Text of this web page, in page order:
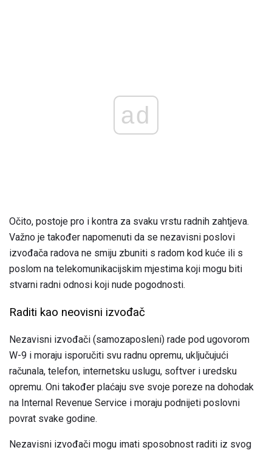
ad
Očito, postoje pro i kontra za svaku vrstu radnih zahtjeva.
Važno je također napomenuti da se nezavisni poslovi
izvođača radova ne smiju zbuniti s radom kod kuće ili s
poslom na telekomunikacijskim mjestima koji mogu biti
stvarni radni odnosi koji nude pogodnosti.
Raditi kao neovisni izvođač
Nezavisni izvođači (samozaposleni) rade pod ugovorom
W-9 i moraju isporučiti svu radnu opremu, uključujući
računala, telefon, internetsku uslugu, softver i uredsku
opremu. Oni također plaćaju sve svoje poreze na dohodak
na Internal Revenue Service i moraju podnijeti poslovni
povrat svake godine.
Nezavisni izvođači mogu imati sposobnost raditi iz svog